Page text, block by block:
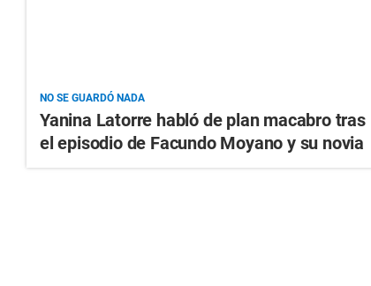
NO SE GUARDÓ NADA
Yanina Latorre habló de plan macabro tras
el episodio de Facundo Moyano y su novia